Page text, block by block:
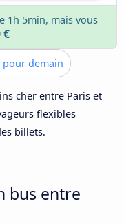
1h 5min, mais vous
€
demain
cher entre Paris et
flexibles
billets.
bus entre